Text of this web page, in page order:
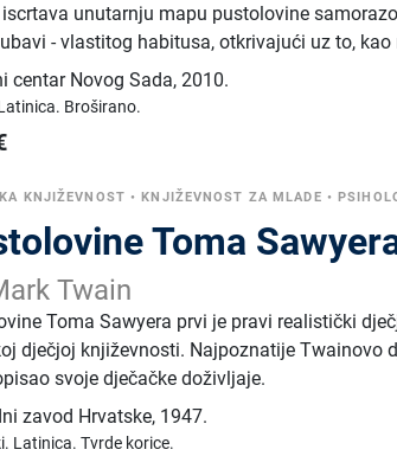
unutarnju mapu pustolovine
- vlastitog habitusa, otkrivajući uz to,
centar Novog Sada,2010.
Broširano.
KNJIŽEVNOST •KNJIŽEVNOST ZA MLADE •
Toma
Twain
Toma Sawyera prvi je pravi realistički
dječjoj književnosti. Najpoznatije Twainovo
svoje dječačke doživljaje.
zavod Hrvatske, 1947.
Latinica.Tvrde korice.